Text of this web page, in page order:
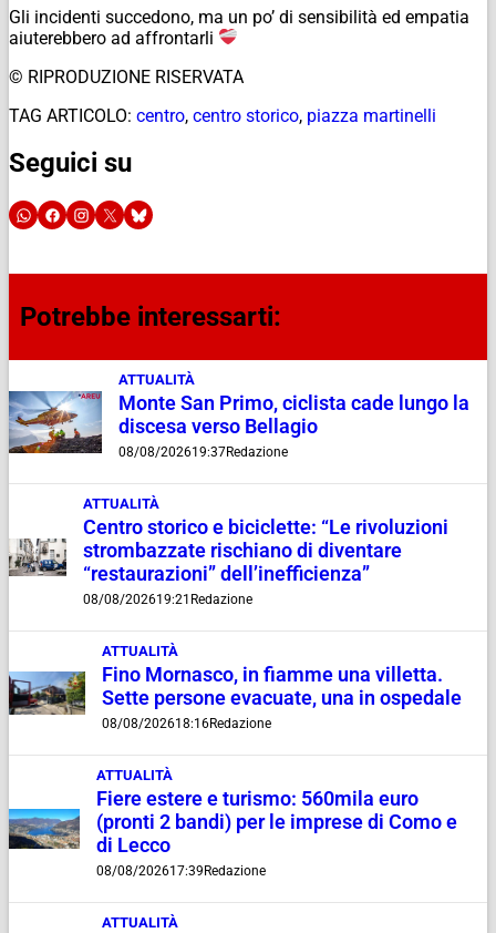
Gli incidenti succedono, ma un po’ di sensibilità ed empatia
aiuterebbero ad affrontarli
© RIPRODUZIONE RISERVATA
TAG ARTICOLO: centro, centro storico, piazza martinelli
Seguici su
Potrebbe interessarti:
ATTUALITÀ
Monte San Primo, ciclista cade lungo la
discesa verso Bellagio
08/08/202619:37Redazione
ATTUALITÀ
Centro storico e biciclette: “Le rivoluzioni
strombazzate rischiano di diventare
“restaurazioni” dell’inefficienza”
08/08/202619:21 Redazione
ATTUALITÀ
Fino Mornasco, in fiamme una villetta.
Sette persone evacuate, una in ospedale
08/08/202618:16Redazione
ATTUALITÀ
Fiere estere e turismo: 560mila euro
(pronti 2 bandi) per le imprese di Como e
di Lecco
08/08/202617:39 Redazione
ATTUALITÀ